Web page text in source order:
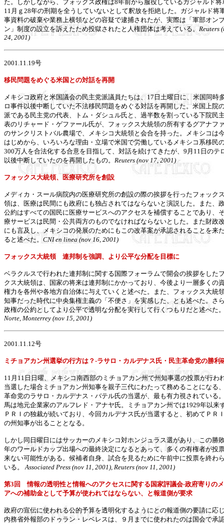
た。しかしながら、フォックス政権は8年前から服役しているガジャルド将
11月ｇ28年の刑期を全うしていないとして釈放を拒絶した。ガジャルド将
事資料の破棄や業務上横領などの容疑で逮捕されたが、実際は「軍部オン
ン」制度の設立を訴えたため投獄されたと人権団体は考えている。Reuters
24, 2001)
2001.11.19号
移民問題をめぐる米国との対話を再開
メキシコ政府と米国議会の民主党派議員たちは、17日土曜日に、米国同時
ロ事件以後中断していた不法移民問題をめぐる対話を再開した。米国上院
派である民主党の代表、トム・ダシュル氏と、過半数を割っている下院民
表のリチャード・ゲファール氏が、フォックス大統領の所有するグアナフ
のサンクリストバル農場で、メキシコ大統領と会合を持った。メキシコは
はじめから、いろいろな理由・立場で米国で労働しているメキシコ系移民
300万人を合法化する合意を目指して、対話を続けてきたが、9月11日のテ
以後中断していたのを再開したもの。 Reuters (nov 17, 2001)
フォックス大統領、医療研究所を創設
メディカ・スール病院内の医療研究所の創設の際の挨拶を行ったフォック
領は、医療は民間にも政府にも独占されてはならないと演説した。また、
公約はすべての国民に医療サービスへのアクセスを補償することであり、
療サービスは民間・公共両方のものでなければならないとした。また財政
にも言及し、メキシコの発展のためにもこの改革案が承認されることを来
ると述べた。 CNI en linea (nov 16, 2001)
フォックス大統領 連邦制を強調、より公平な分配を目標に
ベラクルスで行われた連邦制に関する国際フォーラムで開会の挨拶をした
クス大統領は、国家の将来は連邦制にかかっており、今後より一層多くの
権力を各州や各地方自治体に与えていくと述べた。また、フォックス大統
知事だった時代に中央集権主義の「不便さ」を実感した、とも述べた。さ
政権の公約としてより公平で透明な分配を実行して行くつもりだと述べた
Norte, Monterrey (nov 15, 2001)
2001.11.12号
ミチョアカン州選挙の行方は？-ラサロ・カルデナス氏・民主革命党の勝利
11月11日日曜、メキシコ南西部のミチョアカン州で州知事選の投票が行わ
当選した場合ミチョアカン州知事を親子三代にわたって務めることになる
革命党のラサロ・カルデナス・バテル氏の当選が、最も有力視されている
馬は地元企業家のアルフレド・アナヤ氏。ミチョアカン州では1929年以来
ＰＲＩの独裁が続いており、今回カルデナス氏が当選すると、初めてＰＲ
の州知事が出ることとなる。
しかし同日曜日にはサッカーのメキシコ対ホンジュラス選があり、この勝
年のワールドカップ出場への最終決定になるとあって、多くの有権者が投
来ない可能性がある。候補者自身、試合を見るために午前中に投票を終わ
いる。
Associated Press (nov 11, 2001), Reuters (nov 11, 2001)
第3回 情報の透明性と情報へのアクセスに関する国家評議会-政府寄りの
アへの補助金として予算が使われてはならない、と報道側が要求
政府の宣伝に使われる公的予算を透明化するようにとの報道側の要請に応
内務省外報部のドゥラン・レベレスは、９月までに使われたのは国会で承